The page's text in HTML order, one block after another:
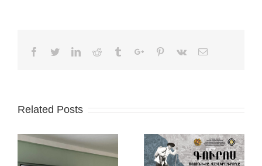
Facebook
TwitterLinkedinReddit TumblrGoogle+Pinterest
Vk Email
Related Posts